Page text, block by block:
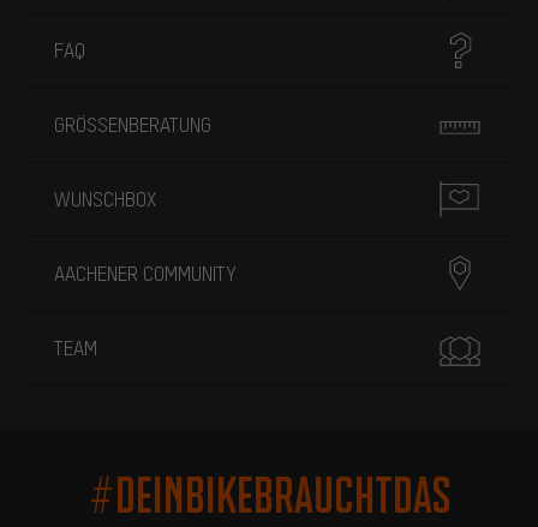
FAQ
GRÖSSENBERATUNG
WUNSCHBOX
AACHENER COMMUNITY
TEAM
#DEINBIKEBRAUCHTDAS